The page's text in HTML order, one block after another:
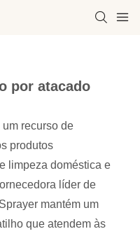
por atacado
recurso de
produtos
limpeza doméstica e
líder de
mantém um
que atendem às